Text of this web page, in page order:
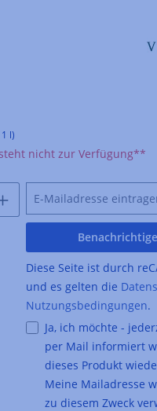
l)
nicht zur Verfügung**
Diese Seite ist durch
und es gelten die
Nutzungsbedingungen.
Ja, ich möchte -
per Mail informiert
dieses Produkt
Meine Mailadresse
zu diesem Zweck